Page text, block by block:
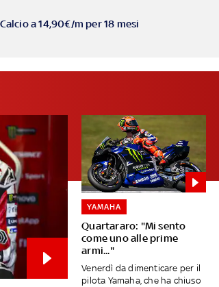
a 14,90€/m per 18 mesi
Quartararo: "Mi sento
come uno alle prime
armi..."
YAMAHA
Venerdì da dimenticare per il
pilota Yamaha, che ha chiuso